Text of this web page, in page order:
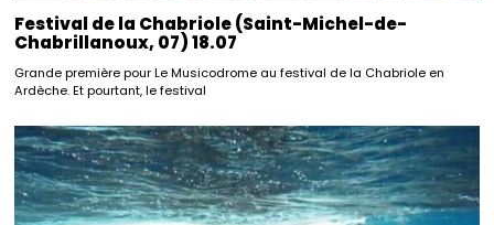
Festival de la Chabriole (Saint-Michel-de-
Chabrillanoux, 07) 18.07
Grande première pour Le Musicodrome au festival de la Chabriole en
Ardèche. Et pourtant, le festival